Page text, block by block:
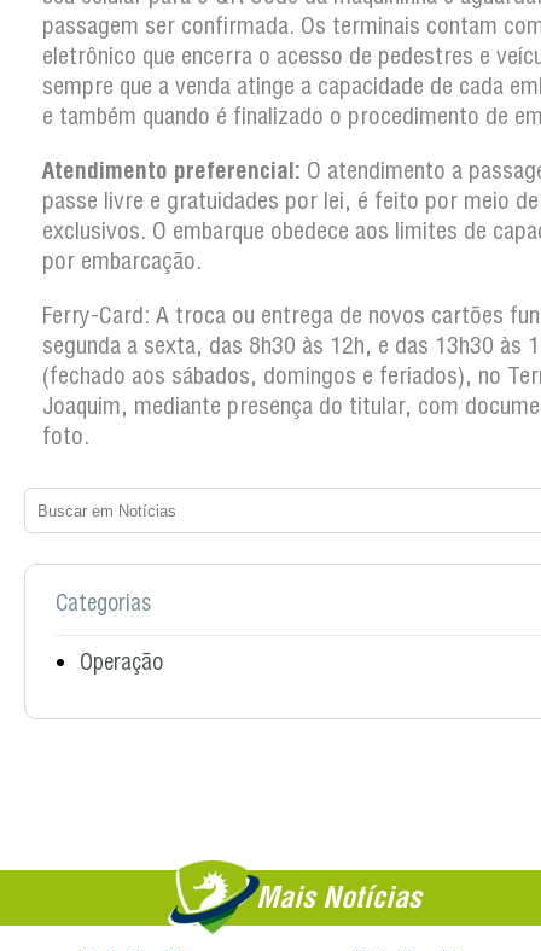
passagem ser confirmada. Os terminais contam
eletrônico que encerra o acesso de pedestres e
sempre que a venda atinge a capacidade de cada
e também quando é finalizado o procedimento de
Atendimento preferencial: O atendimento a
passe livre e gratuidades por lei, é feito por meio
exclusivos. O embarque obedece aos limites de
por embarcação.
Ferry-Card: A troca ou entrega de novos cartões
segunda a sexta, das 8h30 às 12h, e das 13h30 às
(fechado aos sábados, domingos e feriados), no
Joaquim, mediante presença do titular, com
foto.
Categorias
Operação
Mais Notícias